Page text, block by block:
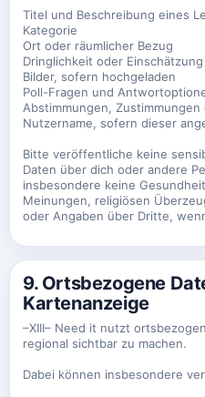
Titel und Beschreibung eines
Kategorie
Ort oder räumlicher Bezug
Dringlichkeit oder Einschätzung
Bilder, sofern hochgeladen
Poll-Fragen und
Abstimmungen, Zustimmungen
Nutzername, sofern dieser
Bitte veröffentliche keine
Daten über dich oder andere
insbesondere keine
Meinungen, religiösen
oder Angaben über Dritte,
9. Ortsbezogene
Kartenanzeige
–XIII– Need it nutzt
regional sichtbar zu machen.
Dabei können insbesondere